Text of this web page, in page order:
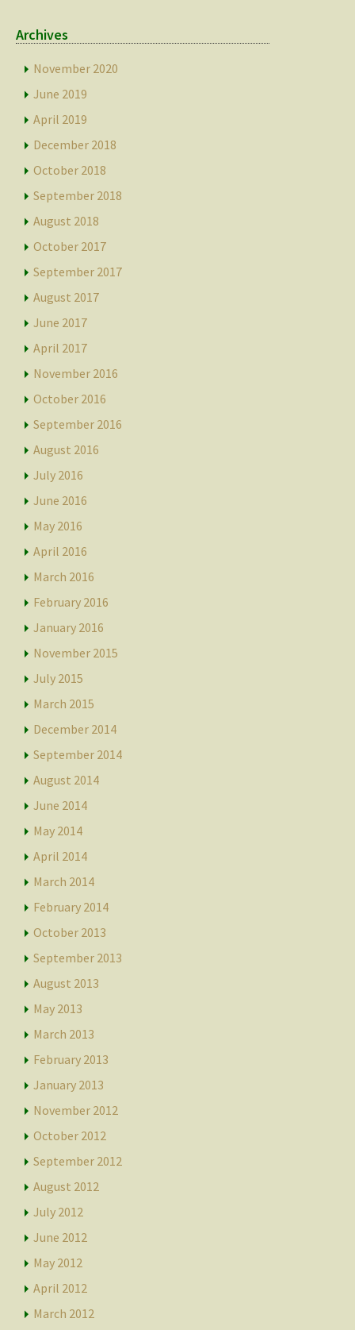
Archives
November 2020
June 2019
April 2019
December 2018
October 2018
September 2018
August 2018
October 2017
September 2017
August 2017
June 2017
April 2017
November 2016
October 2016
September 2016
August 2016
July 2016
June 2016
May 2016
April 2016
March 2016
February 2016
January 2016
November 2015
July 2015
March 2015
December 2014
September 2014
August 2014
June 2014
May 2014
April 2014
March 2014
February 2014
October 2013
September 2013
August 2013
May 2013
March 2013
February 2013
January 2013
November 2012
October 2012
September 2012
August 2012
July 2012
June 2012
May 2012
April 2012
March 2012